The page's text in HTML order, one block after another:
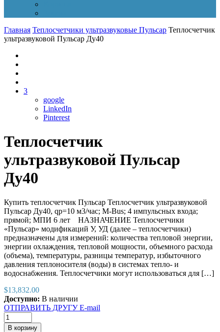
Главная Теплосчетчики ультразвуковые Пульсар Теплосчетчик
ультразвуковой Пульсар Ду40
3
google
LinkedIn
Pinterest
Теплосчетчик
ультразвуковой Пульсар
Ду40
Купить теплосчетчик Пульсар Теплосчетчик ультразвуковой
Пульсар Ду40, qp=10 м3/час; М-Bus; 4 импульсных входа;
прямой; МПИ 6 лет НАЗНАЧЕНИЕ Теплосчетчики
«Пульсар» модификаций У, УД (далее – теплосчетчики)
предназначены для измерений: количества тепловой энергии,
энергии охлаждения, тепловой мощности, объемного расхода
(объема), температуры, разницы температур, избыточного
давления теплоносителя (воды) в системах тепло- и
водоснабжения. Теплосчетчики могут использоваться для […]
$13,832.00
Доступно: В наличии
ОТПРАВИТЬ ДРУГУ E-mail
В корзину